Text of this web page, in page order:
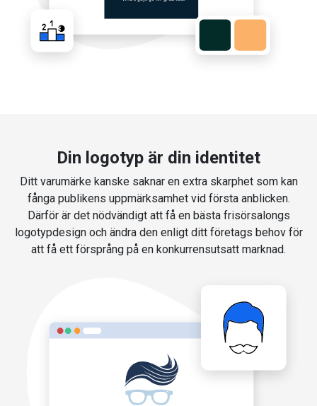
Din logotyp är din identitet
Ditt varumärke kanske saknar en extra skarphet som kan
fånga publikens uppmärksamhet vid första anblicken.
Därför är det nödvändigt att få en bästa frisörsalongs
logotypdesign och ändra den enligt ditt företags behov för
att få ett försprång på en konkurrensutsatt marknad.